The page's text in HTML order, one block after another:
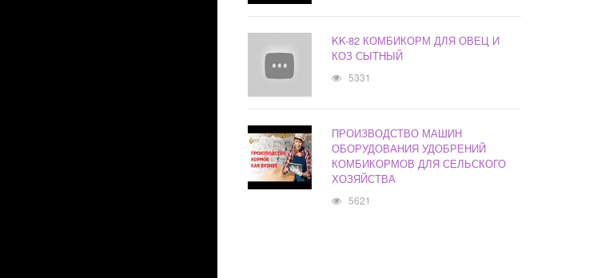
KK-82 КОМБИКОРМ ДЛЯ ОВЕЦ И
КОЗ СЫТНЫЙ
5331
ПРОИЗВОДСТВО МАШИН
ОБОРУДОВАНИЯ УДОБРЕНИЙ
КОМБИКОРМОВ ДЛЯ СЕЛЬСКОГО
ХОЗЯЙСТВА
5621